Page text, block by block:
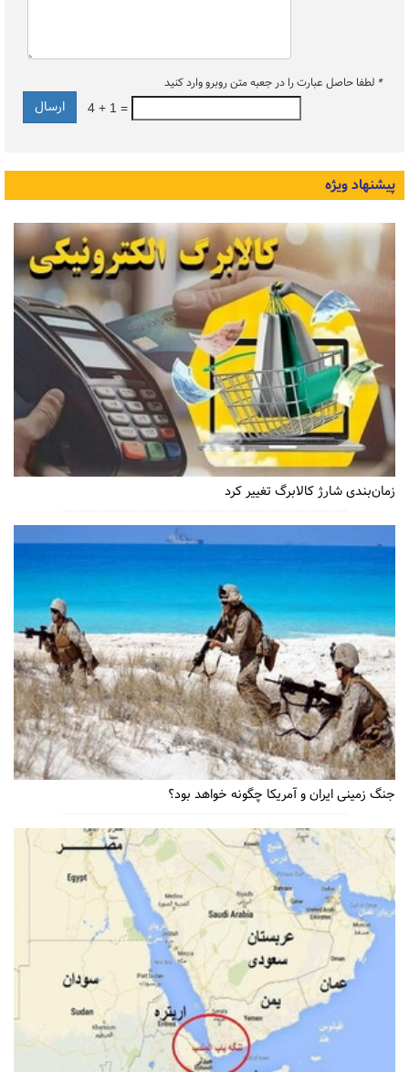
* لطفا حاصل عبارت را در جعبه متن روبرو وارد کنید
4 + 1 =
پیشنهاد ویژه
زمان‌بندی شارژ کالابرگ تغییر کرد
جنگ زمینی ایران و آمریکا چگونه خواهد بود؟